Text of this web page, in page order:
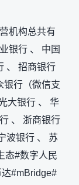
机构总共有
银行 、 中国
、 招商银行
银行（微信支
大银行 、 华
、 浙商银行
波银行 、 苏
态#数字人民
#mBridge#